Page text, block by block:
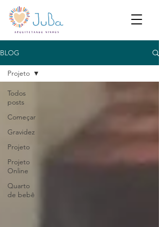
BLOG
Todos
posts
Começar
Gravidez
Projeto
Projeto
Online
Quarto
de bebê
Projeto